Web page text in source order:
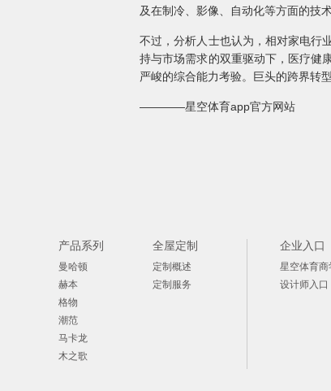
及在制冷、影像、自动化等方面的技
不过，分析人士也认为，相对家电行
持与市场需求的双重驱动下，医疗健
严峻的综合能力考验。巨头的跨界转
————星空体育app官方网站
产品系列
曼哈顿
赫本
格物
潮范
马卡龙
木之歌
全屋定制
定制概述
定制服务
企业入口
星空体育商
设计师入口